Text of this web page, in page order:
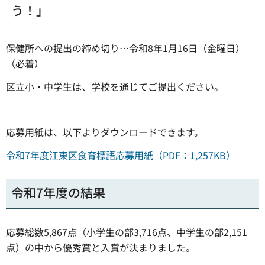
う！」
保健所への提出の締め切り…令和8年1月16日（金曜日）
（必着）
区立小・中学生は、学校を通じてご提出ください。
応募用紙は、以下よりダウンロードできます。
令和7年度江東区食育標語応募用紙（PDF：1,257KB）
令和7年度の結果
応募総数5,867点（小学生の部3,716点、中学生の部2,151
点）の中から優秀賞と入賞が決まりました。